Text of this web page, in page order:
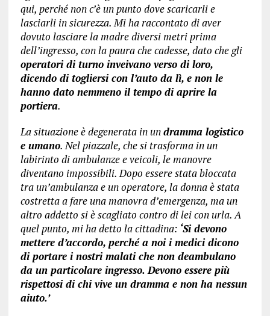
qui, perché non c’è un punto dove scaricarli e
lasciarli in sicurezza. Mi ha raccontato di aver
dovuto lasciare la madre diversi metri prima
dell’ingresso, con la paura che cadesse, dato che gli
operatori di turno inveivano verso di loro,
dicendo di togliersi con l’auto da lì, e non le
hanno dato nemmeno il tempo di aprire la
portiera.
La situazione è degenerata in undramma logistico
e umano. Nel piazzale, che si trasforma in un
labirinto di ambulanze e veicoli, le manovre
diventano impossibili. Dopo essere stata bloccata
tra un’ambulanza e un operatore, la donna è stata
costretta a fare una manovra d’emergenza, ma un
altro addetto si è scagliato contro di lei con urla. A
quel punto, mi ha detto la cittadina: ‘Si devono
mettere d’accordo, perché a noi i medici dicono
di portare i nostri malati che non deambulano
da un particolare ingresso. Devono essere più
rispettosi di chi vive un dramma e non ha nessun
aiuto.’